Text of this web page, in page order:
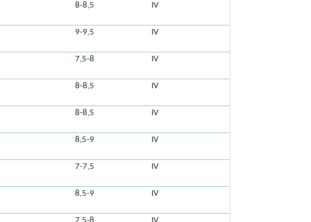
8-8,5 IV
9-9,5 IV
7,5-8 IV
8-8,5 IV
8-8,5 IV
8,5-9 IV
7-7,5 IV
8,5-9 IV